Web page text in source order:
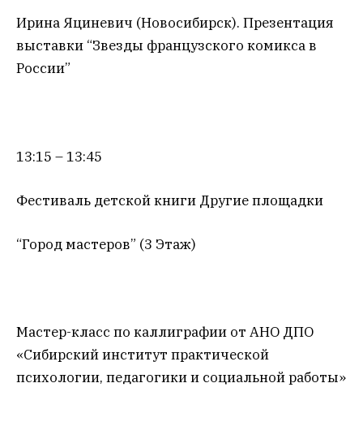
Ирина Яциневич (Новосибирск). Презентация
выставки “Звезды французского комикса в
России”
13:15 – 13:45
Фестиваль детской книги Другие площадки
“Город мастеров” (3 Этаж)
Мастер-класс по каллиграфии от АНО ДПО
«Сибирский институт практической
психологии, педагогики и социальной работы»